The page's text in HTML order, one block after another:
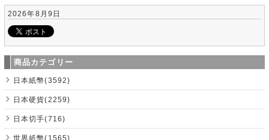
2026年8月9日
商品カテゴリー
日本紙幣(3592)
日本硬貨(2259)
日本切手(716)
世界紙幣(1565)